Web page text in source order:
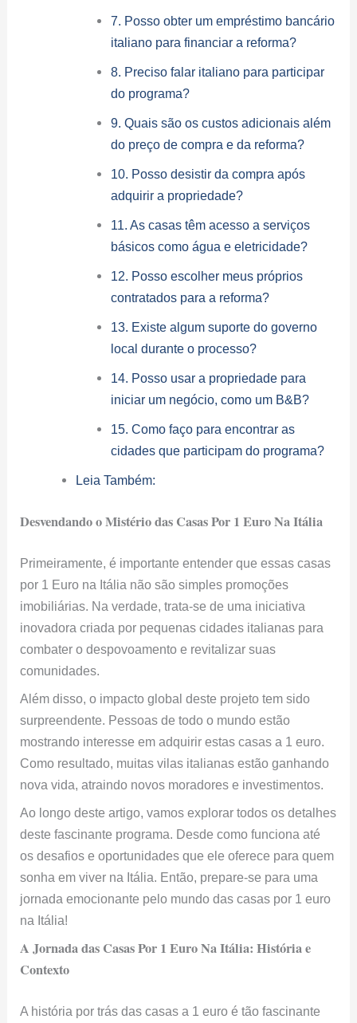
7. Posso obter um empréstimo bancário
italiano para financiar a reforma?
8. Preciso falar italiano para participar
do programa?
9. Quais são os custos adicionais além
do preço de compra e da reforma?
10. Posso desistir da compra após
adquirir a propriedade?
11. As casas têm acesso a serviços
básicos como água e eletricidade?
12. Posso escolher meus próprios
contratados para a reforma?
13. Existe algum suporte do governo
local durante o processo?
14. Posso usar a propriedade para
iniciar um negócio, como um B&B?
15. Como faço para encontrar as
cidades que participam do programa?
Leia Também:
Desvendando o Mistério das Casas Por 1 Euro Na Itália
Primeiramente, é importante entender que essas casas
por 1 Euro na Itália não são simples promoções
imobiliárias. Na verdade, trata-se de uma iniciativa
inovadora criada por pequenas cidades italianas para
combater o despovoamento e revitalizar suas
comunidades.
Além disso, o impacto global deste projeto tem sido
surpreendente. Pessoas de todo o mundo estão
mostrando interesse em adquirir estas casas a 1 euro.
Como resultado, muitas vilas italianas estão ganhando
nova vida, atraindo novos moradores e investimentos.
Ao longo deste artigo, vamos explorar todos os detalhes
deste fascinante programa. Desde como funciona até
os desafios e oportunidades que ele oferece para quem
sonha em viver na Itália. Então, prepare-se para uma
jornada emocionante pelo mundo das casas por 1 euro
na Itália!
A Jornada das Casas Por 1 Euro Na Itália: História e
Contexto
A história por trás das casas a 1 euro é tão fascinante